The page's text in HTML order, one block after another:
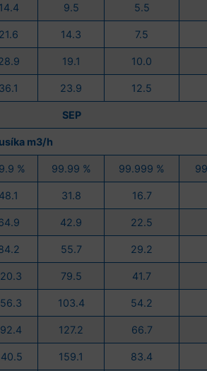
14.4 9.5 5.5
21.6 14.3 7.5
19.1 10.0
36.1 23.9 12.5
SEP
m3/h
% 99.99 % 99.999 %
48.1 31.8 16.7
42.9 22.5
55.7 29.2
79.5 41.7
103.4 54.2
127.2 66.7
159.1 83.4